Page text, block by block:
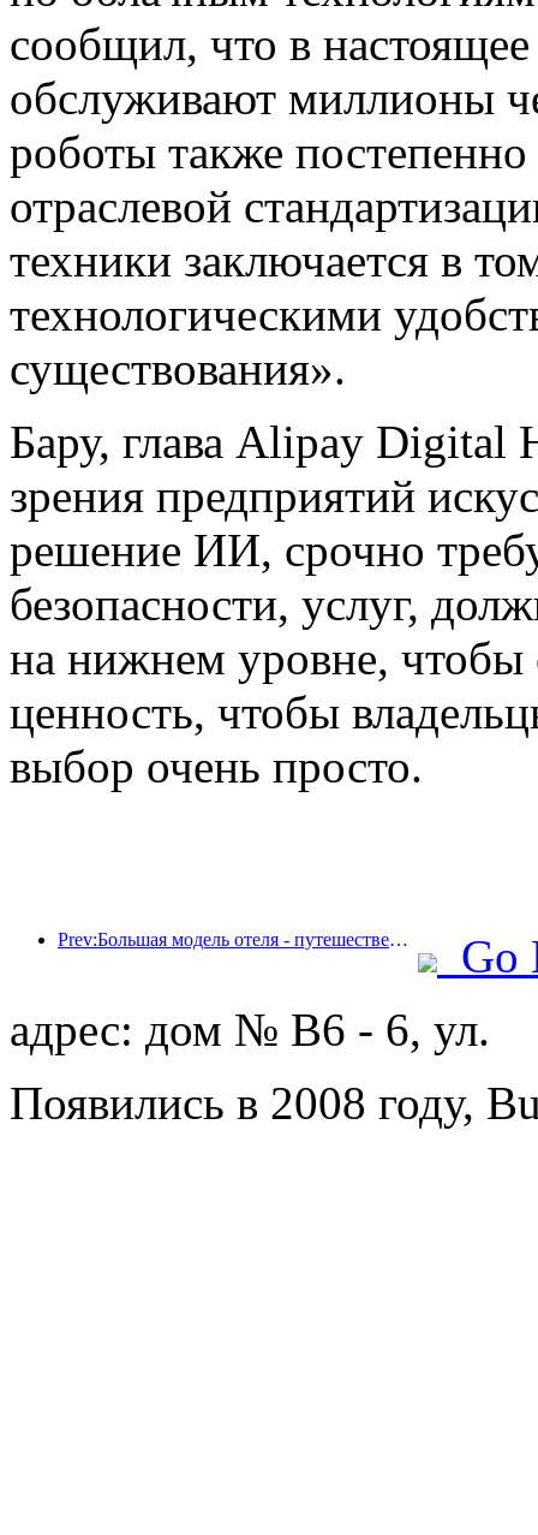
сообщил, что в
обслуживают миллионы
роботы также
отраслевой
техники заключается в
технологическими
существования».
Бару, глава Alipay Digital
зрения предприятий
решение ИИ, срочно
безопасности, услуг,
на нижнем уровне, чтобы
ценность, чтобы
выбор очень просто.
Prev:Большая модель отеля - путешественник, пульсирующий вместе с цифровизацией
Go
адрес: дом № B6 - 6, ул.
Появились в 2008 году,